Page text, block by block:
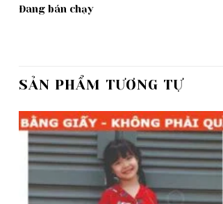
Đang bán chạy
SẢN PHẨM TƯƠNG TỰ
Add to
wishlist